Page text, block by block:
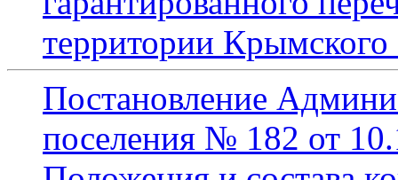
территории Крымского
Постановление
поселения № 182 от